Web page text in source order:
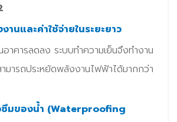
านและค่าใช้จ่ายในระยะยาว
าคารลดลง ระบบทำความเย็นจึงทำงาน
มารถประหยัดพลังงานไฟฟ้าได้มากกว่า
ซึมของน้ำ (Waterproofing